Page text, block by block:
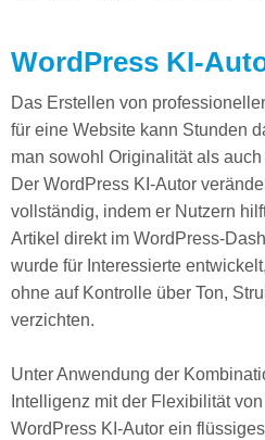
WordPress KI-
Das Erstellen von
für eine Website kann Stunden
man sowohl Originalität als
Der WordPress KI-Autor
vollständig, indem er Nutzern
Artikel direkt im WordPress-
wurde für Interessierte
ohne auf Kontrolle über Ton,
verzichten.
Unter Anwendung der
Intelligenz mit der Flexibilität
WordPress KI-Autor ein